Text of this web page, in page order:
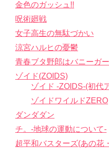
金色のガッシュ!!
呪術廻戦
女子高生の無駄づかい
涼宮ハルヒの憂鬱
青春ブタ野郎はバニーガ
ゾイド(ZOIDS)
ゾイド -ZOIDS-(初代
ゾイドワイルドZERO
ダンダダン
チ。-地球の運動について-
超平和バスターズ(あの花